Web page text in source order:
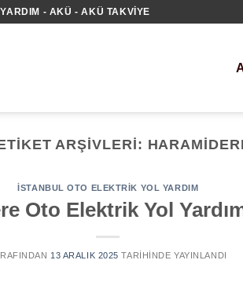
- AKÜ - AKÜ TAKVIYE
ARŞIVLERI:
İSTANBUL OTO ELEKTRIK YOL YARDIM
Oto Elektrik Yol
13 ARALIK 2025 TARIHINDE YAYINLANDI